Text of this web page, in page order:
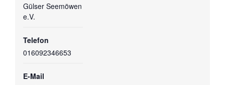
Gülser Seemöwen
e.V.
Telefon
016092346653
E-Mail